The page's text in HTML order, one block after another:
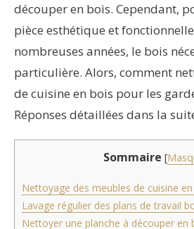
découper en bois. Cependant,
pièce esthétique et
nombreuses années, le bois
particulière. Alors, comment
de cuisine en bois pour les
Réponses détaillées dans la
Sommaire [
Nettoyage des meubles de cuisine
Lavage régulier des plans de travail
Nettoyer une planche à découper en